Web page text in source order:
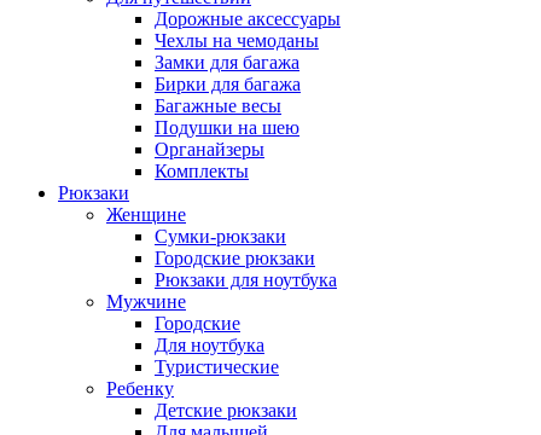
Дорожные аксессуары
Чехлы на чемоданы
Замки для багажа
Бирки для багажа
Багажные весы
Подушки на шею
Органайзеры
Комплекты
Рюкзаки
Женщине
Сумки-рюкзаки
Городские рюкзаки
Рюкзаки для ноутбука
Мужчине
Городские
Для ноутбука
Туристические
Ребенку
Детские рюкзаки